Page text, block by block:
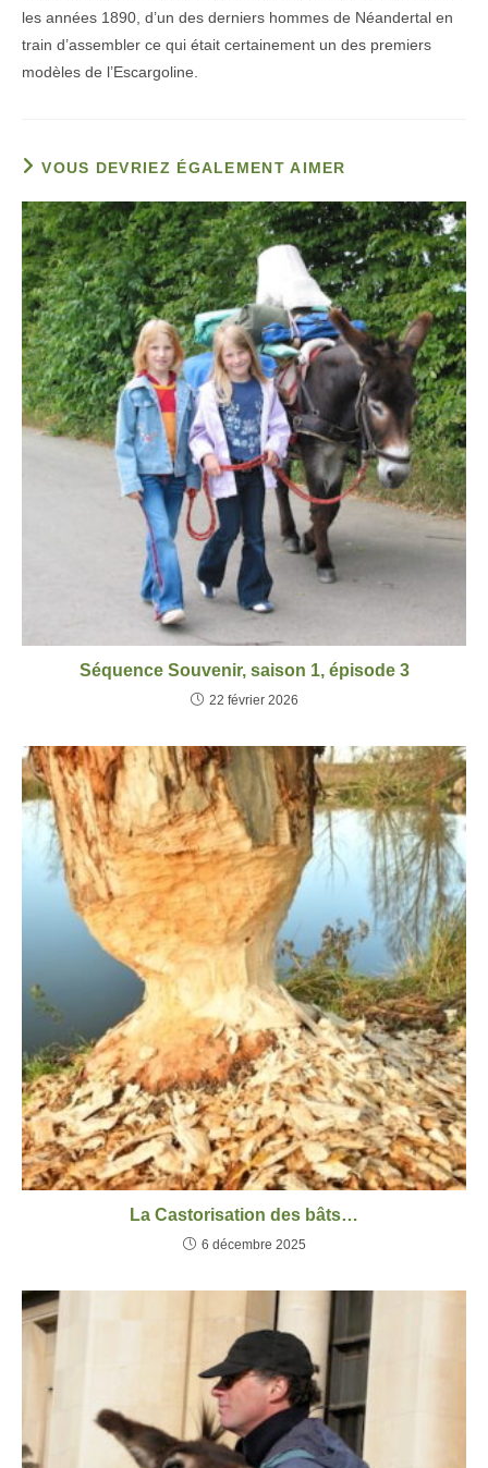
les années 1890, d’un des derniers hommes de Néandertal en
train d’assembler ce qui était certainement un des premiers
modèles de l’Escargoline.
VOUS DEVRIEZ ÉGALEMENT AIMER
Séquence Souvenir, saison 1, épisode 3
22 février 2026
La Castorisation des bâts…
6 décembre 2025